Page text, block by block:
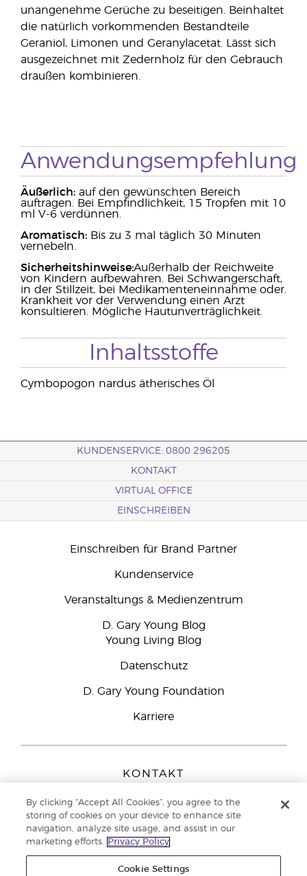
unangenehme Gerüche zu beseitigen. Beinhaltet
die natürlich vorkommenden Bestandteile
Geraniol, Limonen und Geranylacetat. Lässt sich
ausgezeichnet mit Zedernholz für den Gebrauch
draußen kombinieren.
Anwendungsempfehlung
Äußerlich: auf den gewünschten Bereich
auftragen. Bei Empfindlichkeit, 15 Tropfen mit 10
ml V-6 verdünnen.
Aromatisch: Bis zu 3 mal täglich 30 Minuten
vernebeln.
Sicherheitshinweise:Außerhalb der Reichweite
von Kindern aufbewahren. Bei Schwangerschaft,
in der Stillzeit, bei Medikamenteneinnahme oder.
Krankheit vor der Verwendung einen Arzt
konsultieren. Mögliche Hautunverträglichkeit.
Inhaltsstoffe
Cymbopogon nardus ätherisches Öl
KUNDENSERVICE: 0800 296205
KONTAKT
VIRTUAL OFFICE
EINSCHREIBEN
Einschreiben für Brand Partner
Kundenservice
Veranstaltungs & Medienzentrum
D. Gary Young Blog
Young Living Blog
Datenschutz
D. Gary Young Foundation
Karriere
KONTAKT
Peizerweg 97
9727 AJ Groningen
Netherlands
Kundenservice:0800-296205
By clicking “Accept All Cookies”, you agree to the
storing of cookies on your device to enhance site
navigation, analyze site usage, and assist in our
marketing efforts.
Privacy Policy
Cookie Settings